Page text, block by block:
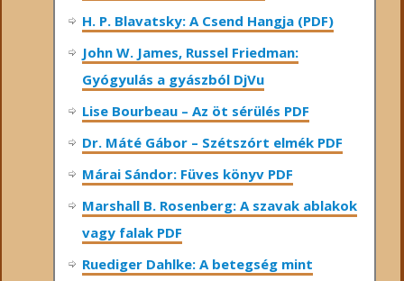
H. P. Blavatsky: A Csend Hangja (PDF)
John W. James, Russel Friedman:
Gyógyulás a gyászból DjVu
Lise Bourbeau – Az öt sérülés PDF
Dr. Máté Gábor – Szétszórt elmék PDF
Márai Sándor: Füves könyv PDF
Marshall B. Rosenberg: A szavak ablakok
vagy falak PDF
Ruediger Dahlke: A betegség mint